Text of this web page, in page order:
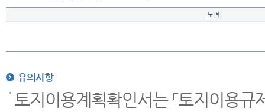
도면
유의사항
토지이용계획확인서는 「토지이용